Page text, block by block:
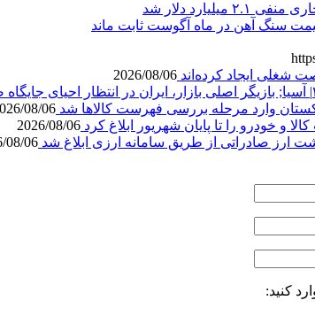
دلار شد
سنگ آهن در ماه آگوست ثابت ماند
2026/08/06
وارد مرحله بررسی فهرست کالاها شد 08/06
و خودرو را تا پایان شهریور ابلاغ کرد 2026/08/06
ارز صادراتی از طریق سامانه ارزی ابلاغ شد 08/06
کنید: